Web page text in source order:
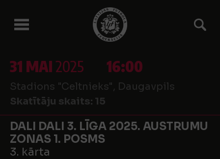
31 MAI2025 16:00
Stadions "Celtnieks", Daugavpils
Skatītāju skaits: 15
DALI DALI 3. LĪGA 2025. AUSTRUMU
ZONAS 1. POSMS
3. kārta